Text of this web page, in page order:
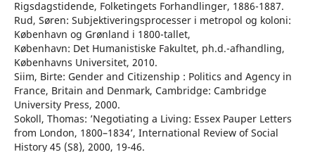
Rigsdagstidende, Folketingets Forhandlinger, 1886-1887.
Rud, Søren: Subjektiveringsprocesser i metropol og koloni:
København og Grønland i 1800-tallet,
København: Det Humanistiske Fakultet, ph.d.-afhandling,
Københavns Universitet, 2010.
Siim, Birte: Gender and Citizenship : Politics and Agency in
France, Britain and Denmark, Cambridge: Cambridge
University Press, 2000.
Sokoll, Thomas: ’Negotiating a Living: Essex Pauper Letters
from London, 1800–1834’, International Review of Social
History 45 (S8), 2000, 19-46.